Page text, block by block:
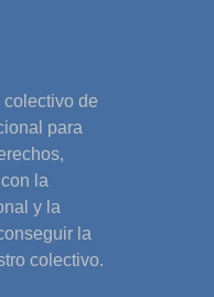
colectivo de
para
la
y la
la
colectivo.